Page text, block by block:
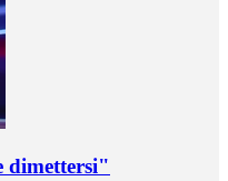
dimettersi"